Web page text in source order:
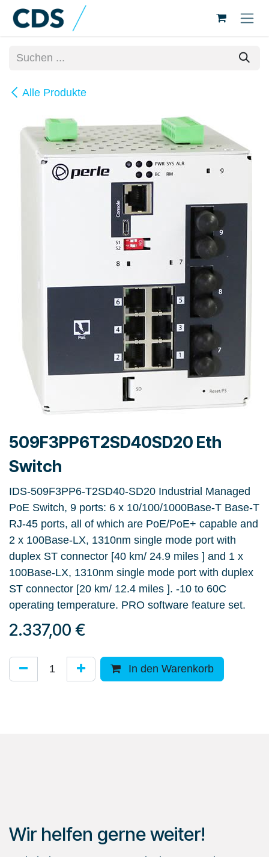
Zum Inhalt springen
Alle Produkte
509F3PP6T2SD40SD20 Eth
Switch
IDS-509F3PP6-T2SD40-SD20 Industrial Managed
PoE Switch, 9 ports: 6 x 10/100/1000Base-T Base-T
RJ-45 ports, all of which are PoE/PoE+ capable and
2 x 100Base-LX, 1310nm single mode port with
duplex ST connector [40 km/ 24.9 miles ] and 1 x
100Base-LX, 1310nm single mode port with duplex
ST connector [20 km/ 12.4 miles ]. -10 to 60C
operating temperature. PRO software feature set.
2.337,00 €
In den Warenkorb
Wir helfen gerne weiter!